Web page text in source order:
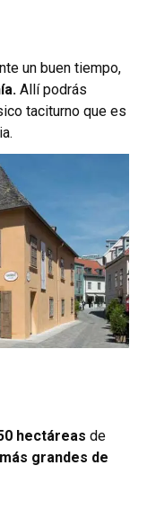
un buen tiempo,
Allí podrás
taciturno que es
hectáreas de
más grandes de